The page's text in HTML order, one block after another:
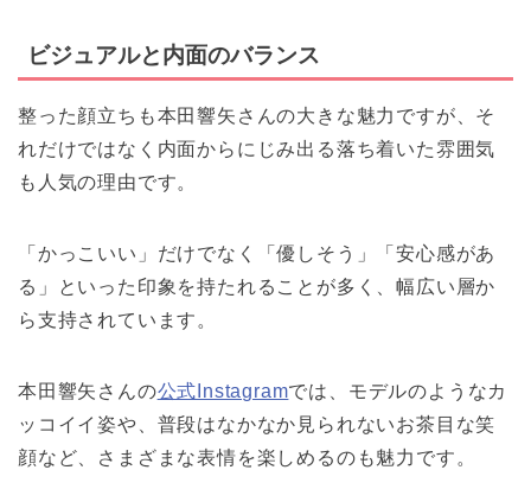
ビジュアルと内面のバランス
整った顔立ちも本田響矢さんの大きな魅力ですが、そ
れだけではなく内面からにじみ出る落ち着いた雰囲気
も人気の理由です。
「かっこいい」だけでなく「優しそう」「安心感があ
る」といった印象を持たれることが多く、幅広い層か
ら支持されています。
本田響矢さんの公式Instagramでは、モデルのようなカ
ッコイイ姿や、普段はなかなか見られないお茶目な笑
顔など、さまざまな表情を楽しめるのも魅力です。